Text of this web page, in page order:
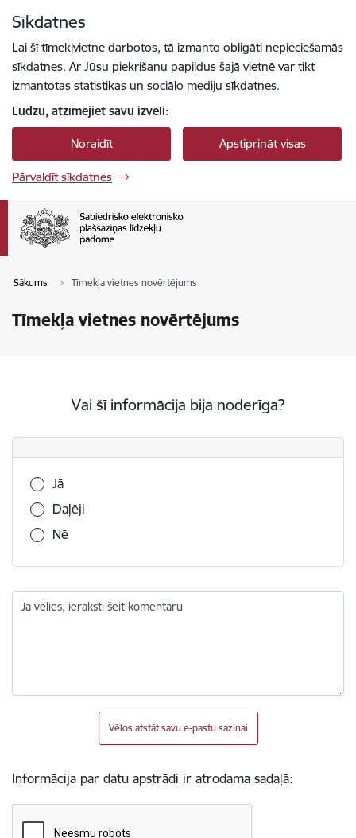
Sīkdatnes
Lai šī tīmekļvietne darbotos, tā izmanto obligāti nepieciešamās
sīkdatnes. Ar Jūsu piekrišanu papildus šajā vietnē var tikt
izmantotas statistikas un sociālo mediju sīkdatnes.
Lūdzu, atzīmējiet savu izvēli:
Noraidīt Apstiprināt visas
Pārvaldīt sīkdatnes
Sākums Tīmekļa vietnes novērtējums
Tīmekļa vietnes novērtējums
Vai šī informācija bija noderīga?
Vai šī informācija bija noderīga?
Jā
Daļēji
Nē
Ja vēlies, ieraksti šeit komentāru
Vēlos atstāt savu e-pastu saziņai
Informācija par datu apstrādi ir atrodama sadaļā: